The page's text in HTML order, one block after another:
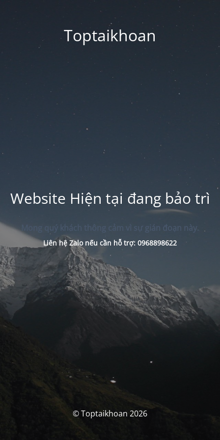
Toptaikhoan
Website Hiện tại đang bảo trì
Mong quý khách thông cảm vì sự gián đoạn này.
Liên hệ Zalo nếu cần hỗ trợ: 0968898622
© Toptaikhoan 2026